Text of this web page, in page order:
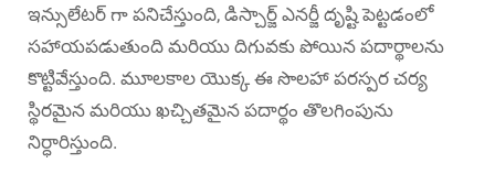
ఇన్సులేటర్ గా పనిచేస్తుంది, డిస్చార్జ్ ఎనర్జీ దృష్టి పెట్టడంలో
సహాయపడుతుంది మరియు దిగువకు పోయిన పదార్థాలను
కొట్టివేస్తుంది. మూలకాల యొక్క ఈ సొలహా పరస్పర చర్య
స్థిరమైన మరియు ఖచ్చితమైన పదార్థం తొలగింపును
నిర్ధారిస్తుంది.